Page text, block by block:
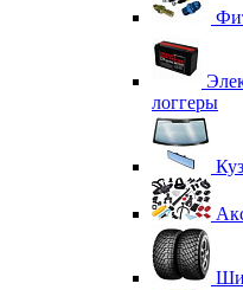
логгеры